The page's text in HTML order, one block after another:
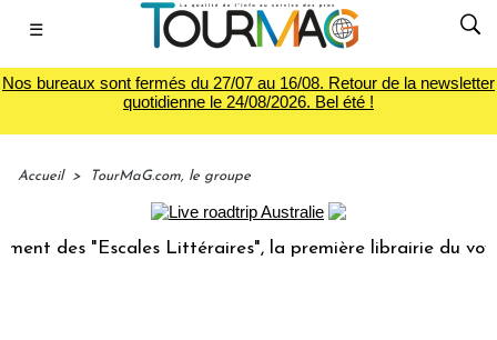
☰
Nos bureaux sont fermés du 27/07 au 16/08. Retour de la newsletter
quotidienne le 24/08/2026. Bel été !
Accueil > TourMaG.com, le groupe
"Escales Littéraires", la première librairie du voyage